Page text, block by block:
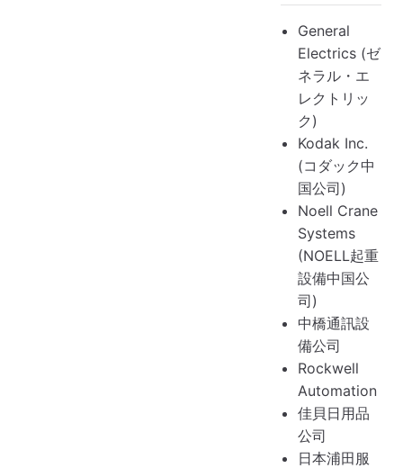
General
Electrics (ゼ
ネラル・エ
レクトリッ
ク)
Kodak Inc.
(コダック中
国公司)
Noell Crane
Systems
(NOELL起重
設備中国公
司)
中橋通訊設
備公司
Rockwell
Automation
佳貝日用品
公司
日本浦田服